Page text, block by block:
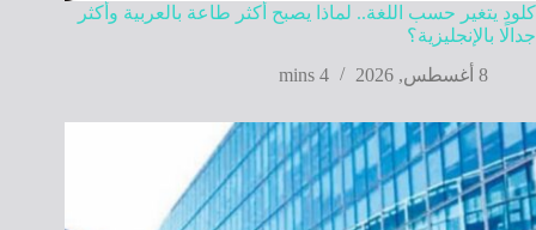
كلود يتغير حسب اللغة.. لماذا يصبح أكثر طاعة بالعربية وأكثر
جدالًا بالإنجليزية؟
8 أغسطس, 2026
4 mins